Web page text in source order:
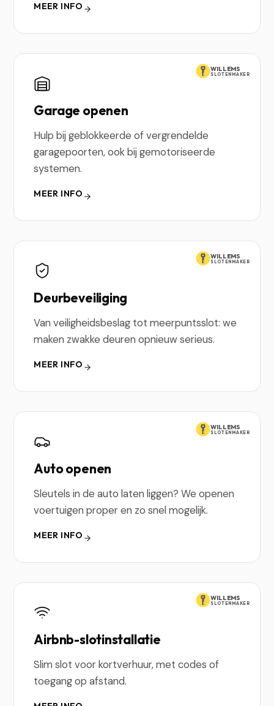
MEER INFO
WILLEMS
SLOTENMAKER
Garage openen
Hulp bij geblokkeerde of vergrendelde
garagepoorten, ook bij gemotoriseerde
systemen.
MEER INFO
WILLEMS
SLOTENMAKER
Deurbeveiliging
Van veiligheidsbeslag tot meerpuntsslot: we
maken zwakke deuren opnieuw serieus.
MEER INFO
WILLEMS
SLOTENMAKER
Auto openen
Sleutels in de auto laten liggen? We openen
voertuigen proper en zo snel mogelijk.
MEER INFO
WILLEMS
SLOTENMAKER
Airbnb-slotinstallatie
Slim slot voor kortverhuur, met codes of
toegang op afstand.